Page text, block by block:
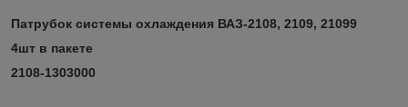
Патрубок системы охлаждения ВАЗ-2108, 2109, 21099
4шт в пакете
2108-1303000